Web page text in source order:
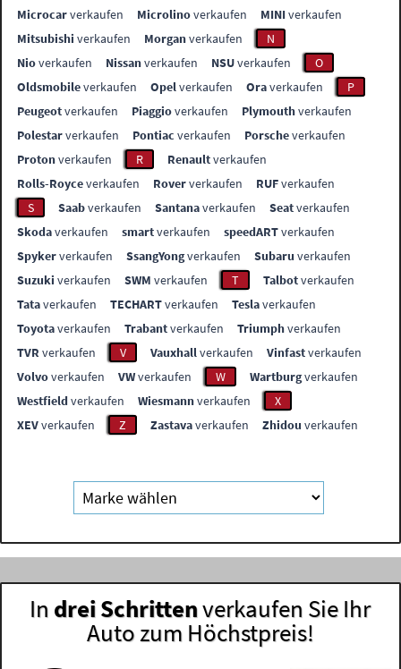
Microcarverkaufen Microlinoverkaufen MINIverkaufen
Mitsubishi verkaufen Morganverkaufen
N
Nioverkaufen Nissanverkaufen NSUverkaufen
O
Oldsmobileverkaufen Opelverkaufen Oraverkaufen
P
Peugeotverkaufen Piaggioverkaufen Plymouthverkaufen
Polestarverkaufen Pontiac verkaufen Porscheverkaufen
Protonverkaufen R Renaultverkaufen
Rolls-Royceverkaufen Roververkaufen RUFverkaufen
S
Saabverkaufen Santanaverkaufen Seatverkaufen
Skodaverkaufen smartverkaufen speedARTverkaufen
Spykerverkaufen SsangYongverkaufen Subaru verkaufen
Suzuki verkaufen SWM verkaufen T Talbotverkaufen
Tataverkaufen TECHARTverkaufen Teslaverkaufen
Toyotaverkaufen Trabantverkaufen Triumphverkaufen
TVR verkaufen V Vauxhallverkaufen Vinfastverkaufen
Volvoverkaufen VWverkaufen W Wartburgverkaufen
Westfieldverkaufen Wiesmannverkaufen
X
XEVverkaufen Z Zastavaverkaufen Zhidou verkaufen
In drei Schrittenverkaufen Sie Ihr
Auto zum Höchstpreis!